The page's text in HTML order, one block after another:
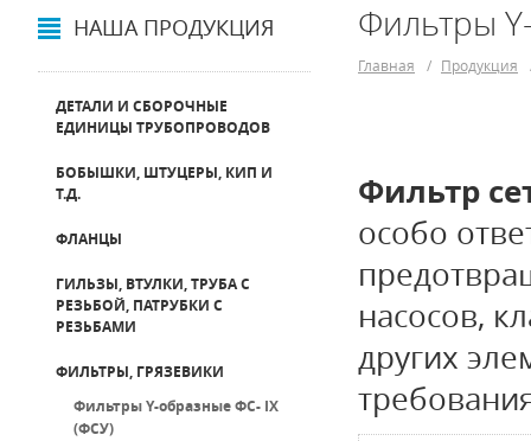
НАША ПРОДУКЦИЯ
ДЕТАЛИ И СБОРОЧНЫЕ
ЕДИНИЦЫ ТРУБОПРОВОДОВ
БОБЫШКИ, ШТУЦЕРЫ, КИП И
Т.Д.
ФЛАНЦЫ
ГИЛЬЗЫ, ВТУЛКИ, ТРУБА С
РЕЗЬБОЙ, ПАТРУБКИ С
РЕЗЬБАМИ
ФИЛЬТРЫ, ГРЯЗЕВИКИ
Фильтры Y-образные ФС- IХ
(ФСУ)
Фильтры
Главная / Продукция
Фильтр
особо
насосов,
других